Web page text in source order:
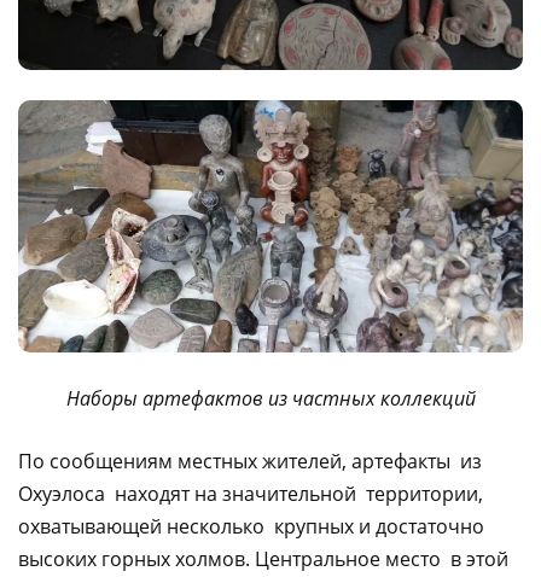
Наборы артефактов из частных коллекций
По сообщениям местных жителей, артефакты из
Охуэлоса находят на значительной территории,
охватывающей несколько крупных и достаточно
высоких горных холмов. Центральное место в этой